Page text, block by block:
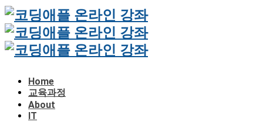
Home
교육과정
About
IT